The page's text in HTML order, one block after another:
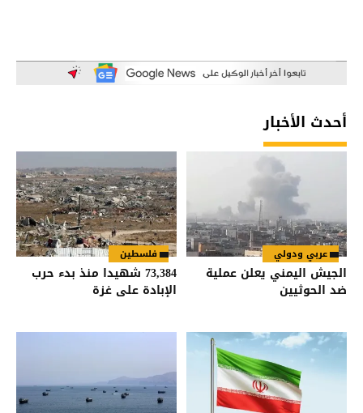
أحدث الأخبار
عربي ودولي
الجيش اليمني يعلن عملية
ضد الحوثيين
فلسطين
73,384 شهيدا منذ بدء حرب
الإبادة على غزة